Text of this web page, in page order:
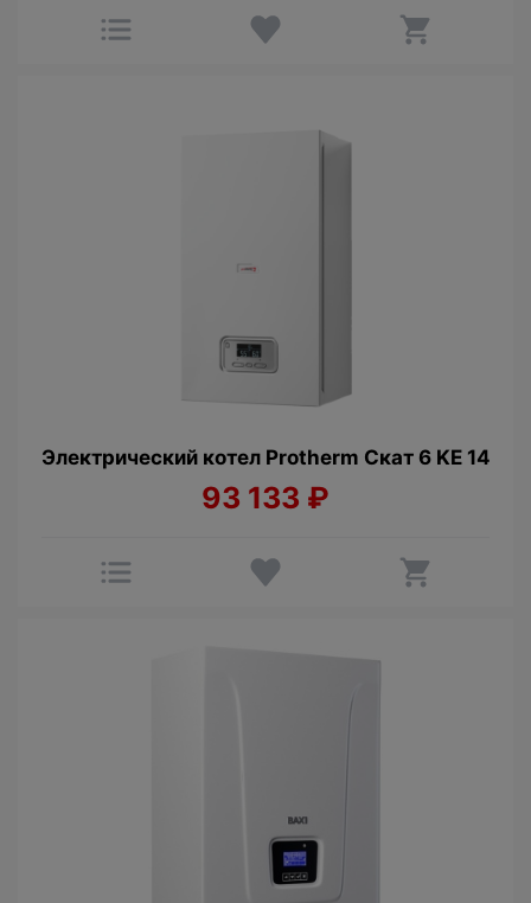
Электрический котел Protherm Cкат 6 KE 14
93 133 ₽